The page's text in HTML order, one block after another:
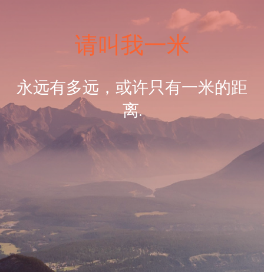
请叫我一米
永远有多远，或许只有一米的距
离.